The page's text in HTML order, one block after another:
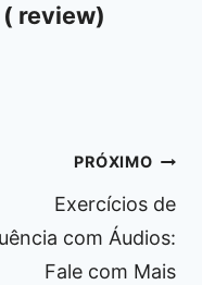
review)
PRÓXIMO
Exercícios de
com Áudios:
Fale com Mais